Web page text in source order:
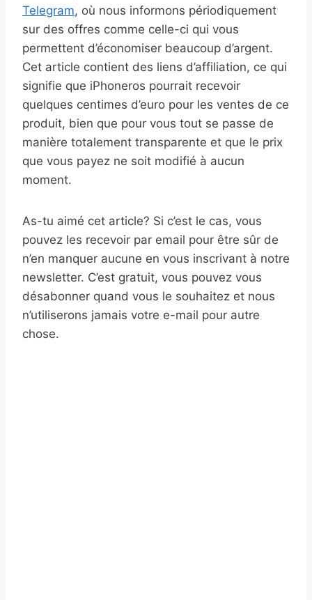
Telegram, où nous informons périodiquement
sur des offres comme celle-ci qui vous
permettent d’économiser beaucoup d’argent.
Cet article contient des liens d’affiliation, ce qui
signifie que iPhoneros pourrait recevoir
quelques centimes d’euro pour les ventes de ce
produit, bien que pour vous tout se passe de
manière totalement transparente et que le prix
que vous payez ne soit modifié à aucun
moment.
As-tu aimé cet article? Si c’est le cas, vous
pouvez les recevoir par email pour être sûr de
n’en manquer aucune en vous inscrivant à notre
newsletter. C’est gratuit, vous pouvez vous
désabonner quand vous le souhaitez et nous
n’utiliserons jamais votre e-mail pour autre
chose.